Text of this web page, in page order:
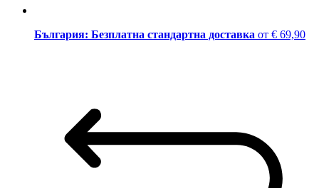
България: Безплатна стандартна доставка от € 69,90